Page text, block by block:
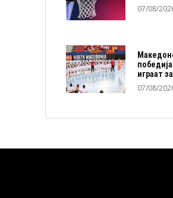
07/08/
играат
07/08/